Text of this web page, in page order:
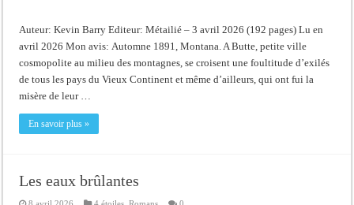
Auteur: Kevin Barry Editeur: Métailié – 3 avril 2026 (192 pages) Lu en
avril 2026 Mon avis: Automne 1891, Montana. A Butte, petite ville
cosmopolite au milieu des montagnes, se croisent une foultitude d’exilés
de tous les pays du Vieux Continent et même d’ailleurs, qui ont fui la
misère de leur …
En savoir plus »
Les eaux brûlantes